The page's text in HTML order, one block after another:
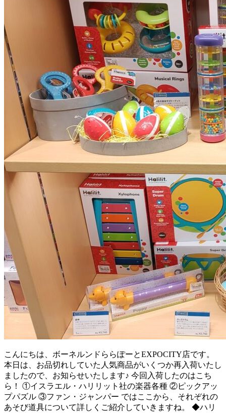
こんにちは、ボーネルンドららぽーとEXPOCITY店です。
本日は、お品切れしていた人気商品がいくつか再入荷いたし
ましたので、お知らせいたします♪ 今回入荷したのはこち
ら！ ①イスラエル・ハリリット社の楽器各種 ②ピックアッ
プパズル ③ファン・ジャンパー ではここから、それぞれの
あそび道具について詳しくご紹介していきますね。 ◆ハリ